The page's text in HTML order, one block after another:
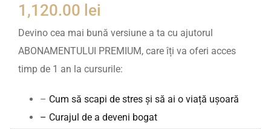
1,120.00 lei
Devino cea mai bună versiune a ta cu ajutorul
ABONAMENTULUI PREMIUM, care îți va oferi acces
timp de 1 an la cursurile:
– Cum să scapi de stres și să ai o viață ușoară
– Curajul de a deveni bogat